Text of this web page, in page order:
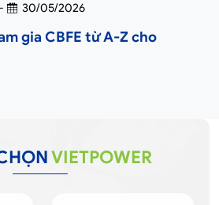
- 30/05/2026
gia CBFE từ A-Z cho
VIETPOWER